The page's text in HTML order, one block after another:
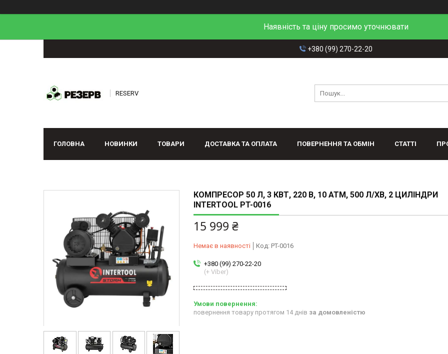
Наявність та ціну просимо уточнювати
+380 (99) 270-22-20
RESERV
ГОЛОВНА НОВИНКИ ТОВАРИ ДОСТАВКА ТА ОПЛАТА ПОВЕРНЕННЯ ТА ОБМІН СТАТТІ
КОМПРЕСОР 50 Л, 3 КВТ, 220 В, 10 АТМ, 500 Л/ХВ, 2 ЦИЛІНДРИ
INTERTOOL PT-0016
15 999 ₴
Немає в наявності Код: PT-0016
+380 (99) 270-22-20
(+ Viber)
повернення товару протягом 14 днів за домовленістю